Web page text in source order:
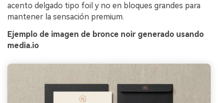
acento delgado tipo foil y no en bloques grandes para
mantener la sensación premium.
Ejemplo de imagen de bronce noir generado usando
media.io